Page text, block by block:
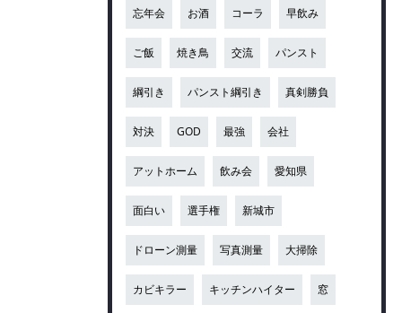
忘年会 お酒 コーラ 早飲み
ご飯 焼き鳥 交流 パンスト
綱引き パンスト綱引き 真剣勝負
対決 GOD 最強 会社
アットホーム 飲み会 愛知県
面白い 選手権 新城市
ドローン測量 写真測量 大掃除
カビキラー キッチンハイター 窓